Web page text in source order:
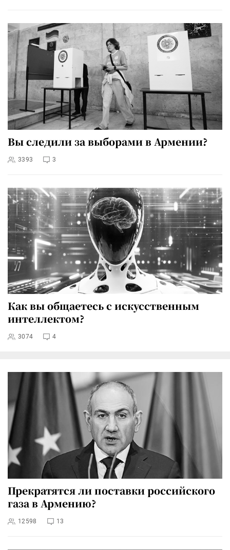
Вы следили за выборами в Армении?
3393 3
Как вы общаетесь с искусственным
интеллектом?
3074 4
Прекратятся ли поставки российского
газа в Армению?
12598 13